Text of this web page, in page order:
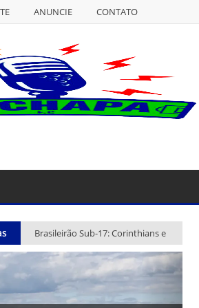
ANUNCIE
CONTATO
ANUNCIE
Brasileirão Sub-17: Corinthians e
encerramento da 10ª rodada
20 segue preparação para amistosos